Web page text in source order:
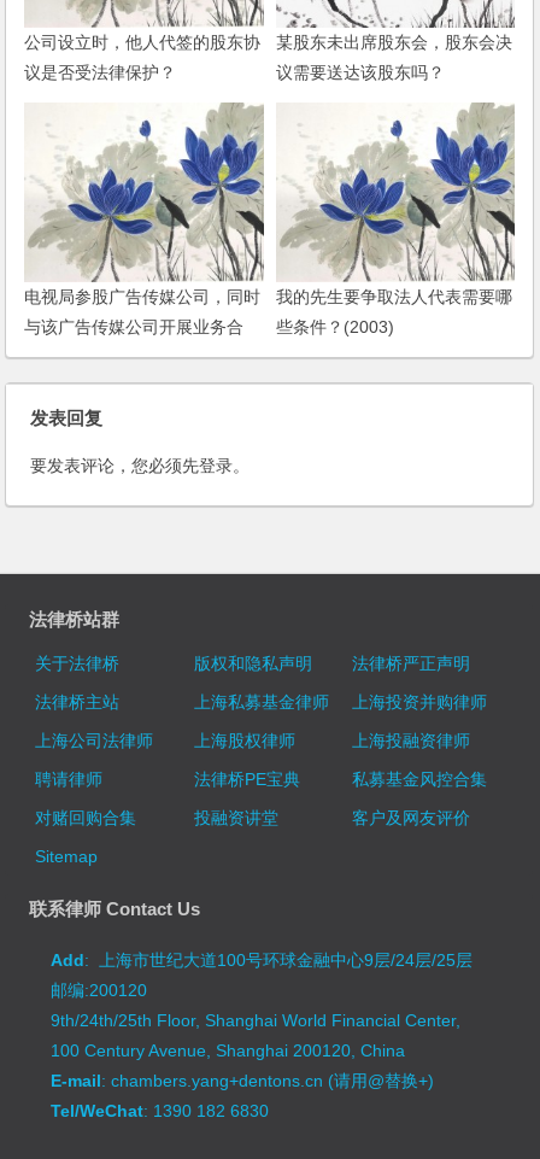
公司设立时，他人代签的股东协
议是否受法律保护？
某股东未出席股东会，股东会决
议需要送达该股东吗？
电视局参股广告传媒公司，同时
与该广告传媒公司开展业务合
作，如何签订合同？
我的先生要争取法人代表需要哪
些条件？(2003)
发表回复
要发表评论，您必须先登录。
法律桥站群
关于法律桥 版权和隐私声明
法律桥严正声明
法律桥主站
上海私募基金律师
上海投资并购律师
上海公司法律师
上海股权律师
上海投融资律师
聘请律师
法律桥PE宝典
私募基金风控合集
对赌回购合集
投融资讲堂
客户及网友评价
Sitemap
联系律师 Contact Us
Add: 上海市世纪大道100号环球金融中心9层/24层/25层
邮编:200120
9th/24th/25th Floor, Shanghai World Financial Center,
100 Century Avenue, Shanghai 200120, China
E-mail: chambers.yang+dentons.cn (请用@替换+)
Tel/WeChat: 1390 182 6830